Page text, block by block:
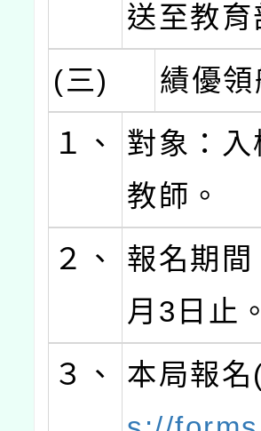
送至教
(三)
績優領
１、
對象：
教師。
２、
報名期
月3日止
３、
本局報